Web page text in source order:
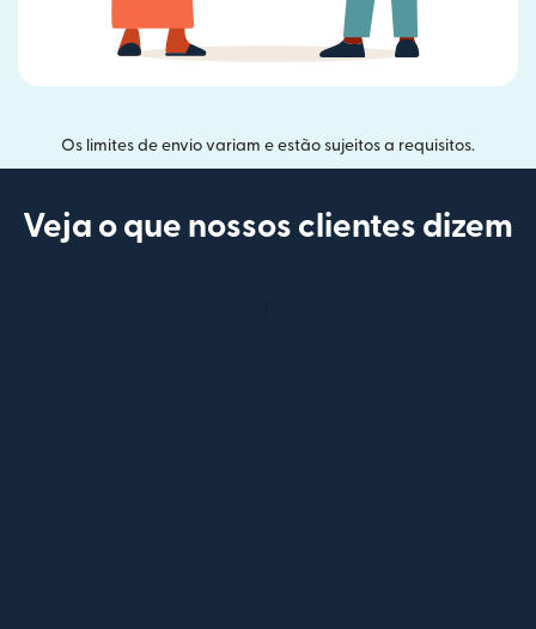
Os limites de envio variam e estão sujeitos a requisitos.
Veja o que nossos clientes dizem